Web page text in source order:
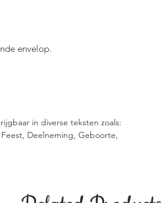
envelop.
in diverse teksten zoals:
Deelneming, Geboorte,